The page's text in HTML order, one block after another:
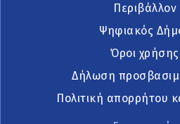
Περιβάλλον
Ψηφιακός
Όροι χρήσης
Δήλωση
Πολιτική απορρήτου